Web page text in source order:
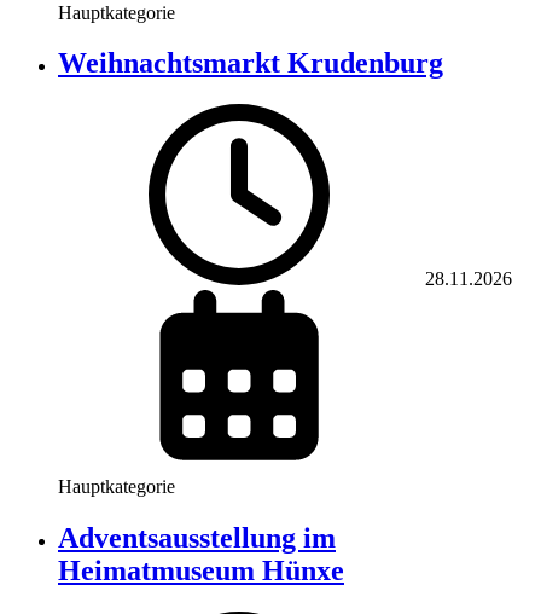
Hauptkategorie
Weihnachtsmarkt Krudenburg
28.11.2026
Hauptkategorie
Adventsausstellung im
Heimatmuseum Hünxe